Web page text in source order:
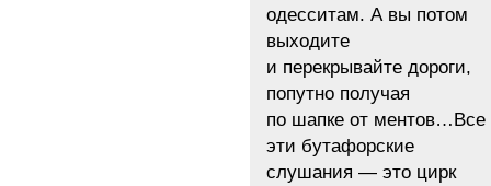
одесситам. А вы потом
выходите
и перекрывайте дороги,
попутно получая
по шапке от ментов…Все
эти бутафорские
слушания — это цирк